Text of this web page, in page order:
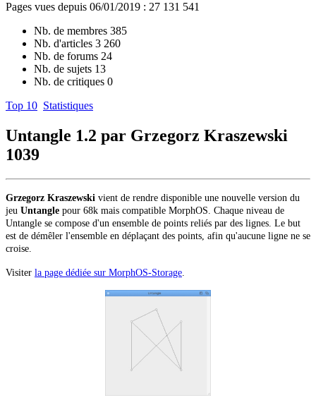
Pages vues depuis 06/01/2019 : 27 131 541
Nb. de membres 385
Nb. d'articles 3 260
Nb. de forums 24
Nb. de sujets 13
Nb. de critiques 0
Top 10 Statistiques
Untangle 1.2 par Grzegorz Kraszewski
1039
Grzegorz Kraszewski vient de rendre disponible une nouvelle version du
jeu Untangle pour 68k mais compatible MorphOS. Chaque niveau de
Untangle se compose d'un ensemble de points reliés par des lignes. Le but
est de démêler l'ensemble en déplaçant des points, afin qu'aucune ligne ne se
croise.
Visiter la page dédiée sur MorphOS-Storage